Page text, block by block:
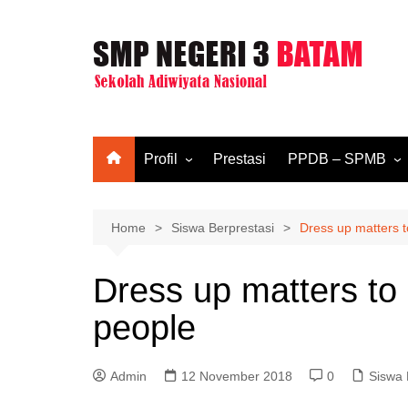
Profil
Visi & Misi
Kurikulum
Tenaga Pendidik
Tenaga Kependidikan
Fasilitas
Prestasi PPDB – SPMB
SPMB T.A. 2025/
Home Siswa Berprestasi Dress up matters
Dress up matters
people
Admin 12 November 2018 0 Siswa